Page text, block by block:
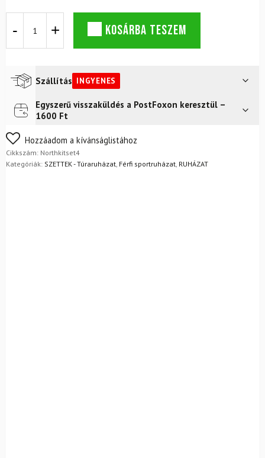
vízálló
Green/Black
mennyiség
KOSÁRBA TESZEM
Szállítás INGYENES
Futár a címreIngyenes
FoxPost
Egyszerű visszaküldés a PostFoxon keresztül –
1600 Ft
Nem biztos a választásában? Semmi gond – a terméket
egyszerűen visszaküldheti 14 napon belül, indoklás nélkül.
Mik a visszaküldés feltételei?
Hozzáadom a kívánságlistához
Cikkszám: Northkitset4
Kategóriák: SZETTEK - Túraruházat, Férfi sportruházat, RUHÁZAT